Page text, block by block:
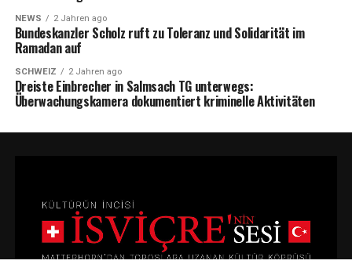
NEWS 2 Jahren ago
Bundeskanzler Scholz ruft zu Toleranz und Solidarität im
Ramadan auf
SCHWEIZ 2 Jahren ago
Dreiste Einbrecher in Salmsach TG unterwegs:
Überwachungskamera dokumentiert kriminelle Aktivitäten